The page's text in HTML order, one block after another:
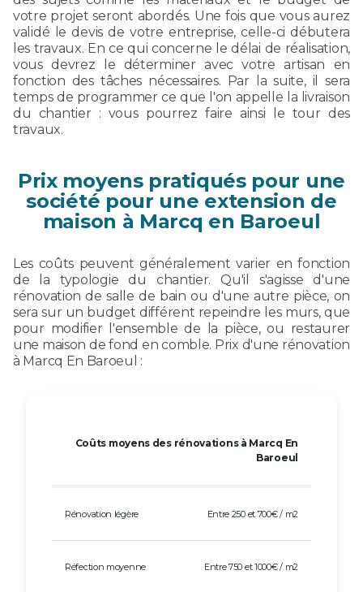
votre projet seront abordés. Une fois que vous aurez
validé le devis de votre entreprise, celle-ci débutera
les travaux. En ce qui concerne le délai de réalisation,
vous devrez le déterminer avec votre artisan en
fonction des tâches nécessaires. Par la suite, il sera
temps de programmer ce que l'on appelle la livraison
du chantier : vous pourrez faire ainsi le tour des
travaux.
Prix moyens pratiqués pour une
société pour une extension de
maison à Marcq en Baroeul
Les coûts peuvent généralement varier en fonction
de la typologie du chantier. Qu'il s'agisse d'une
rénovation de salle de bain ou d'une autre pièce, on
sera sur un budget différent repeindre les murs, que
pour modifier l'ensemble de la pièce, ou restaurer
une maison de fond en comble. Prix d'une rénovation
à Marcq En Baroeul :
Coûts moyens des rénovations à Marcq En
Baroeul
Rénovation légère Entre 250 et 700€ / m2
Réfection moyenne Entre 750 et 1000€ / m2